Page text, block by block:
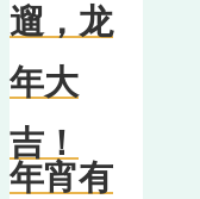
遛，龙
年大
吉！
年宵有